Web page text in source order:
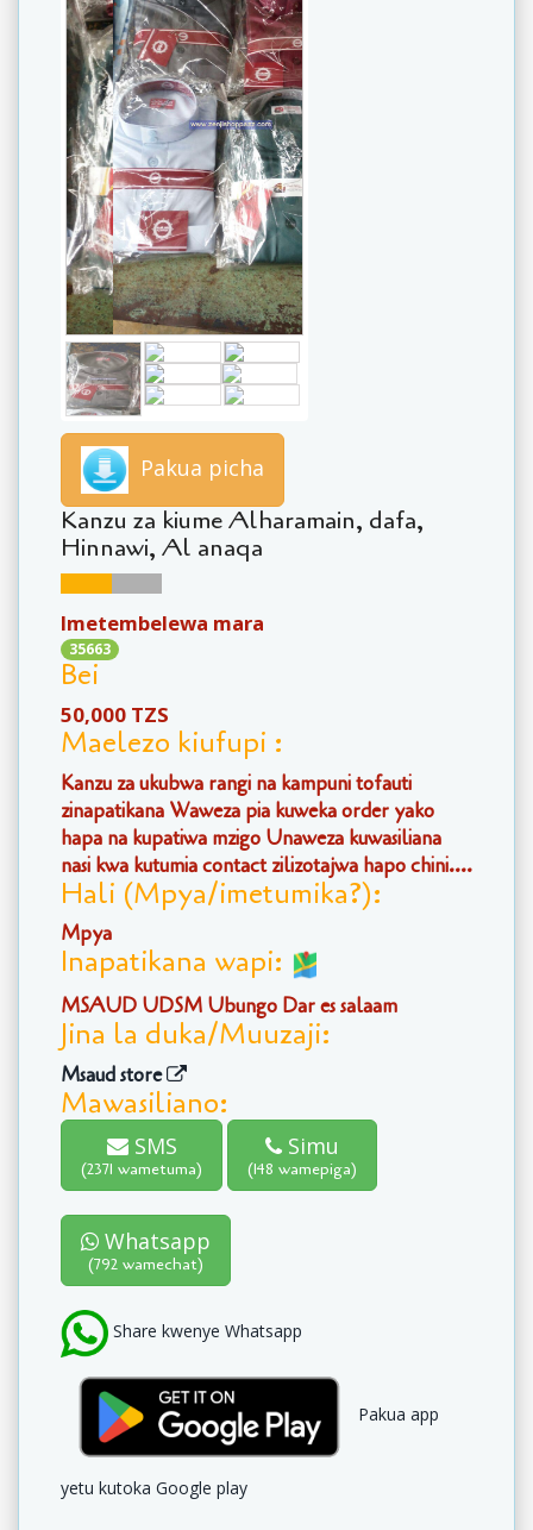
Pakua picha
Kanzu za kiume Alharamain, dafa,
Hinnawi, Al anaqa
Imetembelewa mara
35663
Bei
50,000 TZS
Maelezo kiufupi :
Kanzu za ukubwa rangi na kampuni tofauti
zinapatikana Waweza pia kuweka order yako
hapa na kupatiwa mzigo Unaweza kuwasiliana
nasi kwa kutumia contact zilizotajwa hapo chini....
Hali (Mpya/imetumika?):
Mpya
Inapatikana wapi:
MSAUD UDSM Ubungo Dar es salaam
Jina la duka/Muuzaji:
Msaud store
Mawasiliano:
SMS
(2371 wametuma)
Simu
(148 wamepiga)
Whatsapp
(792 wamechat)
Share kwenye Whatsapp
Pakua app
yetu kutoka Google play